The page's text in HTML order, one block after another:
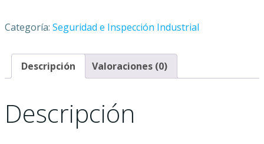
Categoría: Seguridad e Inspección Industrial
Descripción Valoraciones (0)
Descripción